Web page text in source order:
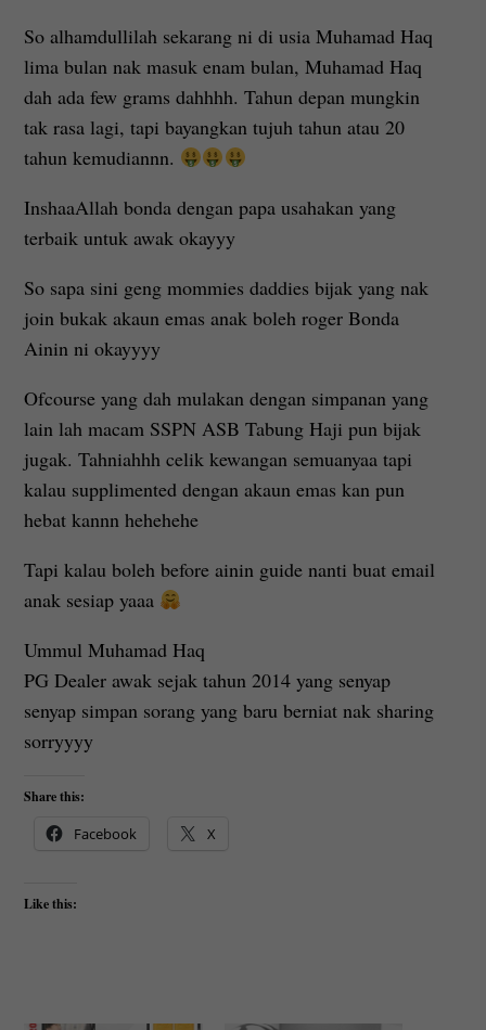
So alhamdullilah sekarang ni di usia Muhamad Haq
lima bulan nak masuk enam bulan, Muhamad Haq
dah ada few grams dahhhh. Tahun depan mungkin
tak rasa lagi, tapi bayangkan tujuh tahun atau 20
tahun kemudiannn.
InshaaAllah bonda dengan papa usahakan yang
terbaik untuk awak okayyy
So sapa sini geng mommies daddies bijak yang nak
join bukak akaun emas anak boleh roger Bonda
Ainin ni okayyyy
Ofcourse yang dah mulakan dengan simpanan yang
lain lah macam SSPN ASB Tabung Haji pun bijak
jugak. Tahniahhh celik kewangan semuanyaa tapi
kalau supplimented dengan akaun emas kan pun
hebat kannn hehehehe
Tapi kalau boleh before ainin guide nanti buat email
anak sesiap yaaa
Ummul Muhamad Haq
PG Dealer awak sejak tahun 2014 yang senyap
senyap simpan sorang yang baru berniat nak sharing
sorryyyy
Share this:
Facebook X
Like this: